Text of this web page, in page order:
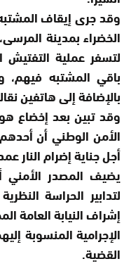
وقد جرى إيقاف
الخضراء بمدينة
لتسفر عملية
باقي المشتبه فيهم،
بالإضافة إلى هاتفين
وقد تبين بعد إخضاع
الأمن الوطني أن
أجل جناية إضرام النار
يضيف المصدر الأمني
لتدابير الحراسة
إشراف النيابة العامة
الإجرامية المنسوبة
القضية.